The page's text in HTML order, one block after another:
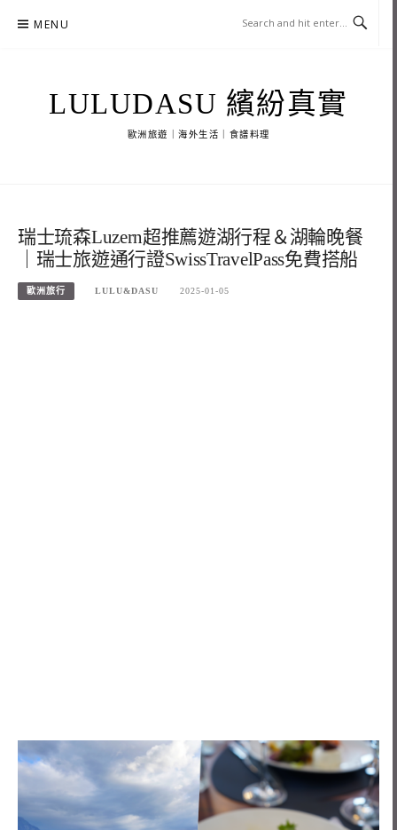
MENU
LULUDASU 繽紛真實
歐洲旅遊｜海外生活｜食譜料理
瑞士琉森Luzern超推薦遊湖行程＆湖輪晚餐
｜瑞士旅遊通行證SwissTravelPass免費搭船
歐洲旅行 LULU&DASU 2025-01-05